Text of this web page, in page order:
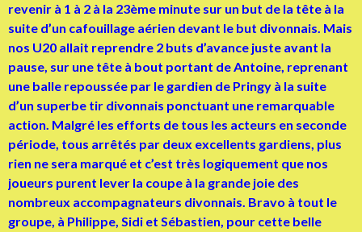
revenir à 1 à 2 à la 23ème minute sur un but de la tête à la
suite d’un cafouillage aérien devant le but divonnais. Mais
nos U20 allait reprendre 2 buts d’avance juste avant la
pause, sur une tête à bout portant de Antoine, reprenant
une balle repoussée par le gardien de Pringy à la suite
d’un superbe tir divonnais ponctuant une remarquable
action. Malgré les efforts de tous les acteurs en seconde
période, tous arrêtés par deux excellents gardiens, plus
rien ne sera marqué et c’est très logiquement que nos
joueurs purent lever la coupe à la grande joie des
nombreux accompagnateurs divonnais. Bravo à tout le
groupe, à Philippe, Sidi et Sébastien, pour cette belle